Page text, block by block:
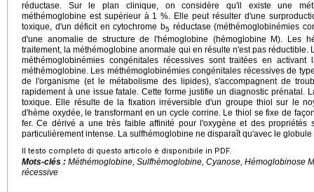
réductase. Sur le plan clinique, on considère qu'il existe une
méthémoglobine est supérieur à 1 %. Elle peut résulter d'une
toxique, d'un déficit en cytochrome b5 réductase (méthémoglobinémies
d'une anomalie de structure de l'hémoglobine (hémoglobine M). Les
traitement, la méthémoglobine anormale qui en résulte n'est pas réductible.
méthémoglobinémies congénitales récessives sont traitées en
méthémoglobine. Les méthémoglobinémies congénitales récessives de
de l'organisme (et le métabolisme des lipides), s'accompagnent de
rapidement à une issue fatale. Cette forme justifie un diagnostic prénatal.
toxique. Elle résulte de la fixation irréversible d'un groupe thiol sur le
d'hème oxydée, le transformant en un cycle corrine. Le thiol se fixe de
fer. Ce dérivé a une très faible affinité pour l'oxygène et des propriétés
particulièrement intense. La sulfhémoglobine ne disparaît qu'avec le
Il testo completo di questo articolo è disponibile in PDF.
Mots-clés : Méthémoglobine, Sulfhémoglobine, Cyanose, Hémoglobinose
récessive